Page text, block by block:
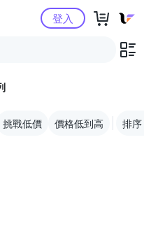
購物中心登入
挑戰低價 價格低到高 排序